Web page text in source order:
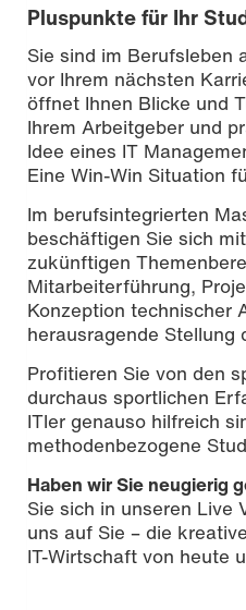
Bild: gorodenkoff /
Pluspunkte für Ihr
Sie sind im Berufsleben
vor Ihrem nächsten
öffnet Ihnen Blicke und
Ihrem Arbeitgeber und
Idee eines IT
Eine Win-Win Situation
Im berufsintegrierten
beschäftigen Sie sich
zukünftigen
Mitarbeiterführung,
Konzeption technischer
herausragende Stellung
Profitieren Sie von den
durchaus sportlichen
ITler genauso hilfreich
methodenbezogene
Haben wir Sie neugierig
Sie sich in unseren Live
uns auf Sie – die
IT-Wirtschaft von heute